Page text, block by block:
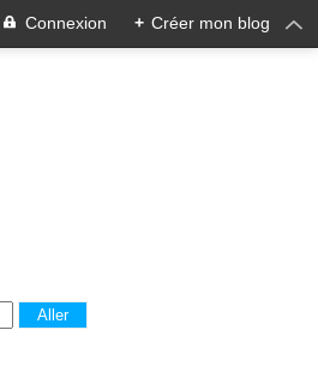
Connexion + Créer mon blog